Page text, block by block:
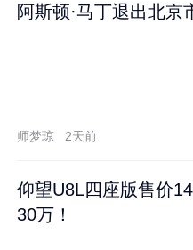
阿斯顿·马丁退出北京
师梦琼 2天前
仰望U8L四座版售价
30万！